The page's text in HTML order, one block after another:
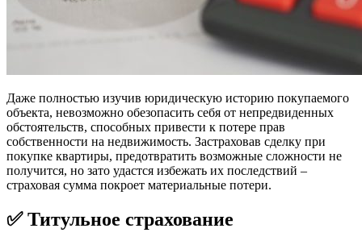
Даже полностью изучив юридическую историю покупаемого
объекта, невозможно обезопасить себя от непредвиденных
обстоятельств, способных привести к потере прав
собственности на недвижимость. Застраховав сделку при
покупке квартиры, предотвратить возможные сложности не
получится, но зато удастся избежать их последствий –
страховая сумма покроет материальные потери.
✅ Титульное страхование